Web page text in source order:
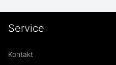
Service
Kontakt